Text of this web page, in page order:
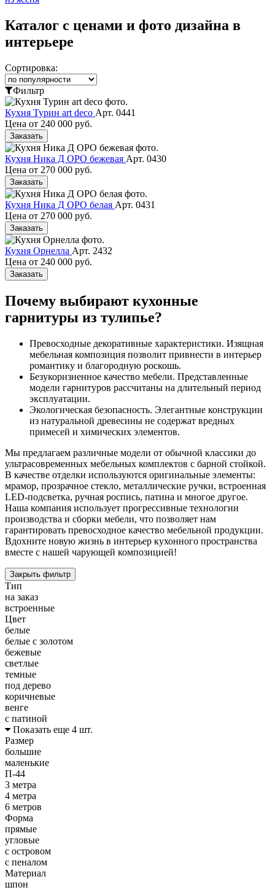
Каталог с ценами и фото дизайна в
интерьере
Сортировка:
Фильтр
Кухня Турин art deco Арт. 0441
Цена от 240 000 руб.
Заказать
Кухня Ника Д ОРО бежевая Арт. 0430
Цена от 270 000 руб.
Заказать
Кухня Ника Д ОРО белая Арт. 0431
Цена от 270 000 руб.
Заказать
Кухня Орнелла Арт. 2432
Цена от 240 000 руб.
Заказать
Почему выбирают кухонные
гарнитуры из тулипье?
Превосходные декоративные характеристики. Изящная
мебельная композиция позволит привнести в интерьер
романтику и благородную роскошь.
Безукоризненное качество мебели. Представленные
модели гарнитуров рассчитаны на длительный период
эксплуатации.
Экологическая безопасность. Элегантные конструкции
из натуральной древесины не содержат вредных
примесей и химических элементов.
Мы предлагаем различные модели от обычной классики до
ультрасовременных мебельных комплектов с барной стойкой.
В качестве отделки используются оригинальные элементы:
мрамор, прозрачное стекло, металлические ручки, встроенная
LED-подсветка, ручная роспись, патина и многое другое.
Наша компания использует прогрессивные технологии
производства и сборки мебели, что позволяет нам
гарантировать превосходное качество мебельной продукции.
Вдохните новую жизнь в интерьер кухонного пространства
вместе с нашей чарующей композицией!
Закрыть фильтр
Тип
на заказ
встроенные
Цвет
белые
белые с золотом
бежевые
светлые
темные
под дерево
коричневые
венге
с патиной
Показать еще 4 шт.
Размер
большие
маленькие
П-44
3 метра
4 метра
6 метров
Форма
прямые
угловые
с островом
с пеналом
Материал
шпон